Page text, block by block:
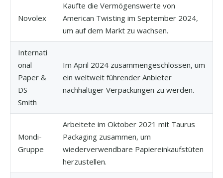
Novolex
Kaufte die Vermögenswerte von
American Twisting im September 2024,
um auf dem Markt zu wachsen.
Internati
onal
Paper &
DS
Smith
Im April 2024 zusammengeschlossen, um
ein weltweit führender Anbieter
nachhaltiger Verpackungen zu werden.
Mondi-
Gruppe
Arbeitete im Oktober 2021 mit Taurus
Packaging zusammen, um
wiederverwendbare Papiereinkaufstüten
herzustellen.